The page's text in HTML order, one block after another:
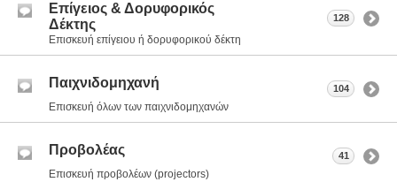
Επίγειος & Δορυφορικός
Δέκτης
Επισκευή επίγειου ή δορυφορικού δέκτη
128
Παιχνιδομηχανή
Επισκευή όλων των παιχνιδομηχανών
104
Προβολέας
Επισκευή προβολέων (projectors)
41